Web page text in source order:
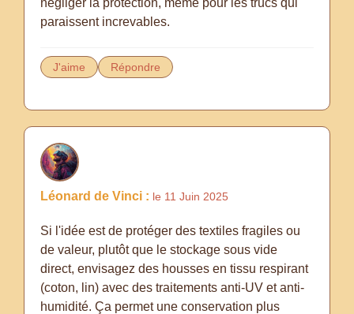
négliger la protection, même pour les trucs qui
paraissent increvables.
J'aime Répondre
Léonard de Vinci : le 11 Juin 2025
Si l'idée est de protéger des textiles fragiles ou
de valeur, plutôt que le stockage sous vide
direct, envisagez des housses en tissu respirant
(coton, lin) avec des traitements anti-UV et anti-
humidité. Ça permet une conservation plus